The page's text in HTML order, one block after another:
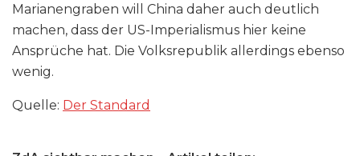
Marianengraben will China daher auch deutlich
machen, dass der US-Imperialismus hier keine
Ansprüche hat. Die Volksrepublik allerdings ebenso
wenig.
Quelle: Der Standard